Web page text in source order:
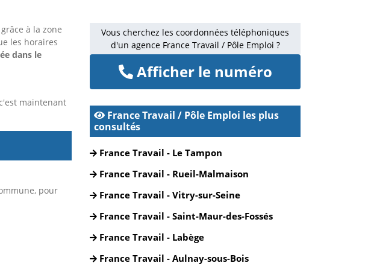
grâce à la zone
les horaires
dans le
maintenant
pour
Vous cherchez les coordonnées téléphoniques
d'un agence France Travail / Pôle Emploi ?
Afficher le numéro
France Travail / Pôle Emploi les plus
consultés
France Travail - Le Tampon
France Travail - Rueil-Malmaison
France Travail - Vitry-sur-Seine
France Travail - Saint-Maur-des-Fossés
France Travail - Labège
France Travail - Aulnay-sous-Bois